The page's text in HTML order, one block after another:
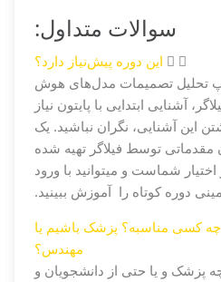
سوالات متداول:
این دوره پیش‌نیاز دارد؟
تحلیل تصمیمات مدل‌های هوش
آشنایی ابتدایی با پایتون نیاز
این آشنایی، نگران نباشید. یک
مقدماتی توسط فیلاگر تهیه شده
شماست و میتوانید با ورود
دوره کوتاه را آموزش ببینید.
چه کسی مناسبه؟ پزشک باشیم یا
مهندس؟
پزشک و یا حتی از دانشجویان و